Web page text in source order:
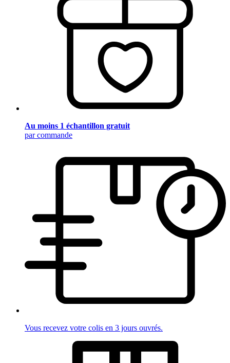
Au moins 1 échantillon gratuit
par commande
Vous recevez votre colis en 3 jours ouvrés.